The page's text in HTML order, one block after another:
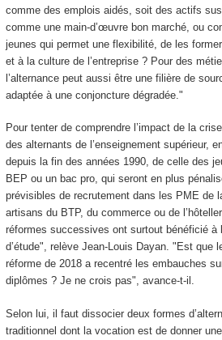
comme des emplois aidés, soit des actifs
comme une main-d’œuvre bon marché, ou
jeunes qui permet une flexibilité, de les
et à la culture de l’entreprise ? Pour des
l’alternance peut aussi être une filière de
adaptée à une conjoncture dégradée."
Pour tenter de comprendre l’impact de la
des alternants de l’enseignement supérieur,
depuis la fin des années 1990, de celle des
BEP ou un bac pro, qui seront en plus
prévisibles de recrutement dans les PME de
artisans du BTP, du commerce ou de
réformes successives ont surtout bénéficié à
d’étude", relève Jean-Louis Dayan. "Est que
réforme de 2018 a recentré les embauches
diplômes ? Je ne crois pas", avance-t-il.
Selon lui, il faut dissocier deux formes
traditionnel dont la vocation est de donner